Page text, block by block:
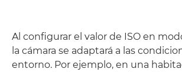
Al configurar el valor de ISO en
la cámara se adaptará a las
entorno. Por ejemplo, en una